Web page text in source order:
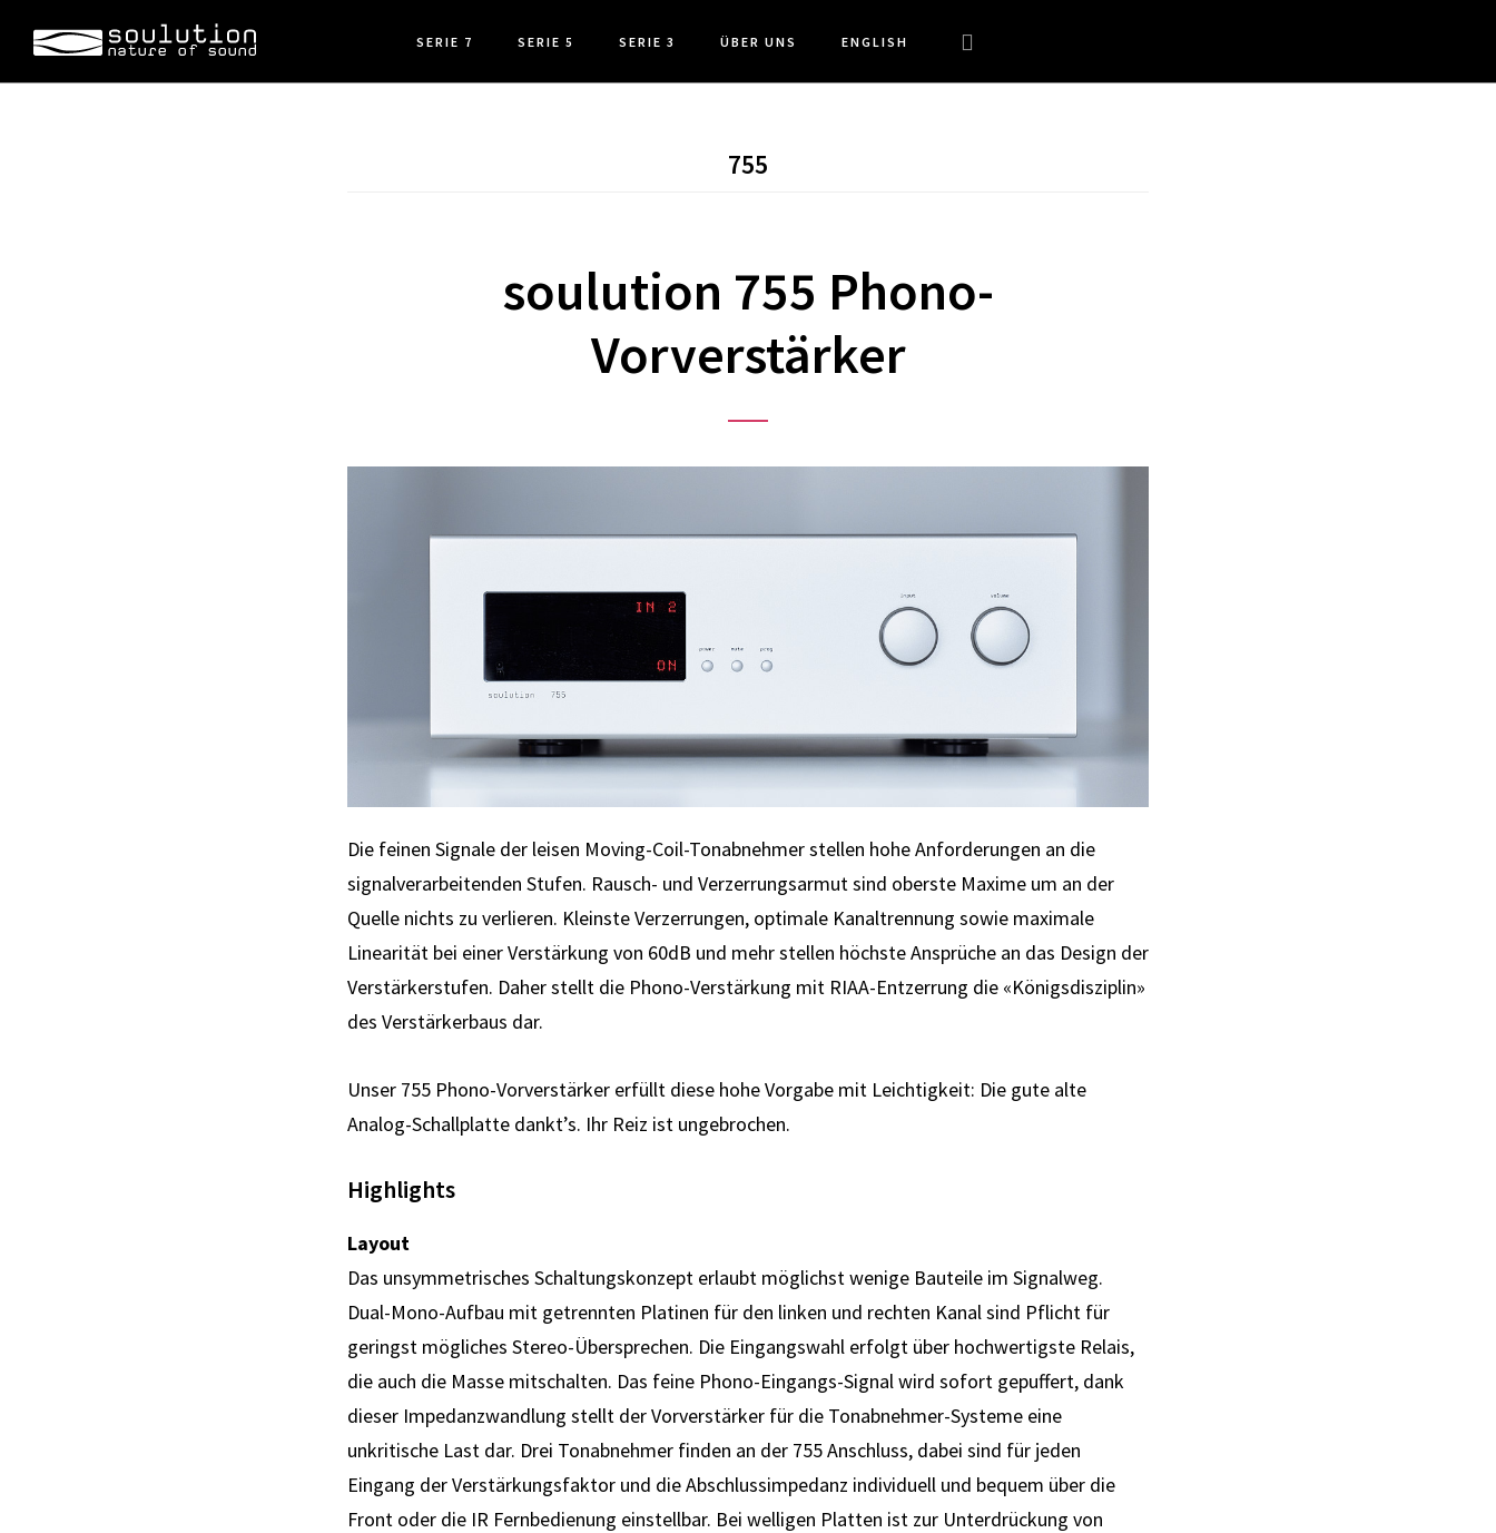
main
SERIE 7 SERIE 5 SERIE 3 ÜBER UNS ENGLISH Website
durchsuchen
755
soulution 755 Phono-
Vorverstärker
Die feinen Signale der leisen Moving-Coil-Ton­ab­nehmer stellen hohe An­forder­ungen an die
signal­ver­arbeit­enden Stufen. Rausch- und Ver­zerrungs­armut sind oberste Maxime um an der
Quelle nichts zu verlieren. Kleinste Ver­zerrungen, optimale Kanal­trennung sowie maximale
Linearität bei einer Verstärkung von 60dB und mehr stellen höchste An­sprüche an das Design der
Ver­stärker­stufen. Daher stellt die Phono-Verstärkung mit RIAA-Entzerrung die «Königsdisziplin»
des Ver­stärker­baus dar.
Unser 755 Phono-Vorverstärker erfüllt diese hohe Vorgabe mit Leichtigkeit: Die gute alte
Analog-Schallplatte dankt’s. Ihr Reiz ist ungebrochen.
Highlights
Layout
Das unsymmetrisches Schaltungskonzept erlaubt möglichst wenige Bauteile im Signal­weg.
Dual-Mono-Aufbau mit ge­trenn­ten Platinen für den linken und rechten Kanal sind Pflicht für
geringst mögliches Stereo-Über­sprechen. Die Eingangs­wahl erfolgt über hoch­wertigste Relais,
die auch die Masse mitschalten. Das feine Phono-Eingangs-Signal wird sofort gepuffert, dank
dieser Impedanz­wandlung stellt der Vor­ver­stärker für die Tonabnehmer-Systeme eine
unkritische Last dar. Drei Tonabnehmer finden an der 755 Anschluss, dabei sind für jeden
Eingang der Ver­stärkungs­faktor und die Ab­schluss­impedanz individuell und bequem über die
Front oder die IR Fernbedienung ein­stell­bar. Bei welligen Platten ist zur Unter­drückung von